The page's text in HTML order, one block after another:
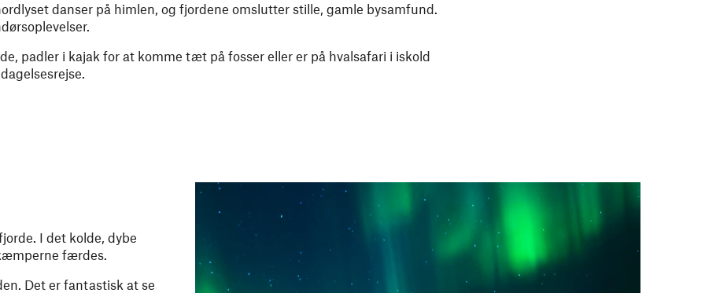
danser på himlen, og fjordene omslutter stille, gamle bysamfund.
padler i kajak for at komme tæt på fosser eller er på hvalsafari i iskold
I det kolde, dybe
færdes.
Det er fantastisk at se